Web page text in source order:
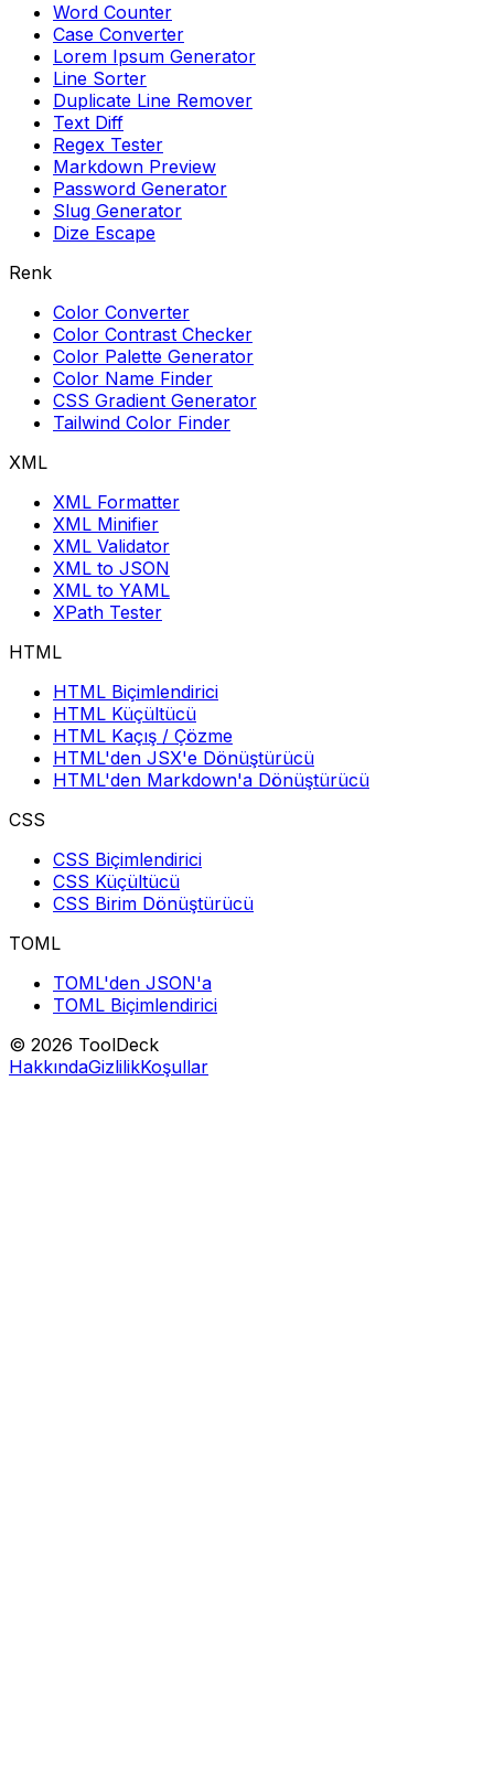
Word Counter
Case Converter
Lorem Ipsum Generator
Line Sorter
Duplicate Line Remover
Text Diff
Regex Tester
Markdown Preview
Password Generator
Slug Generator
Dize Escape
Renk
Color Converter
Color Contrast Checker
Color Palette Generator
Color Name Finder
CSS Gradient Generator
Tailwind Color Finder
XML
XML Formatter
XML Minifier
XML Validator
XML to JSON
XML to YAML
XPath Tester
HTML
HTML Biçimlendirici
HTML Küçültücü
HTML Kaçış / Çözme
HTML'den JSX'e Dönüştürücü
HTML'den Markdown'a Dönüştürücü
CSS
CSS Biçimlendirici
CSS Küçültücü
CSS Birim Dönüştürücü
TOML
TOML'den JSON'a
TOML Biçimlendirici
© 2026 ToolDeck
HakkındaGizlilikKoşullar